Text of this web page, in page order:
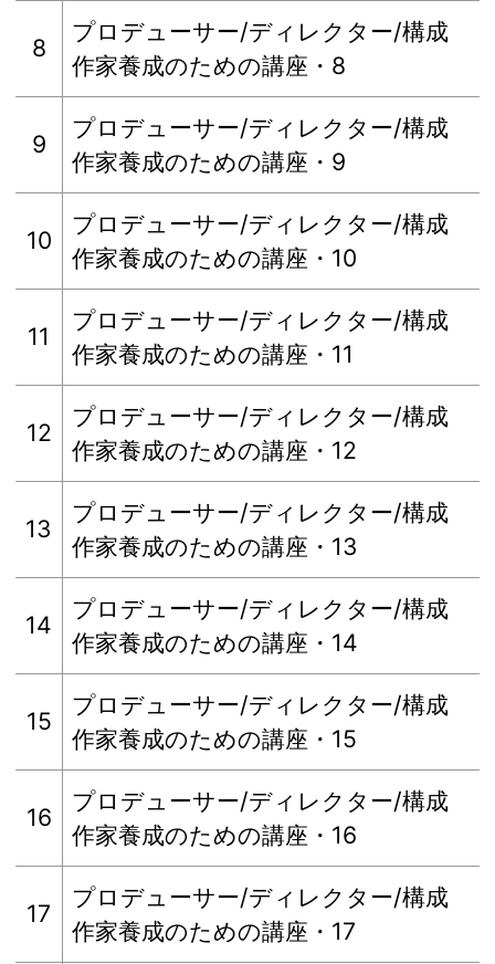
8
プロデューサー/ディレクター/構成
作家養成のための講座・8
9
プロデューサー/ディレクター/構成
作家養成のための講座・9
10
プロデューサー/ディレクター/構成
作家養成のための講座・10
11
プロデューサー/ディレクター/構成
作家養成のための講座・11
12
プロデューサー/ディレクター/構成
作家養成のための講座・12
13
プロデューサー/ディレクター/構成
作家養成のための講座・13
14
プロデューサー/ディレクター/構成
作家養成のための講座・14
15
プロデューサー/ディレクター/構成
作家養成のための講座・15
16
プロデューサー/ディレクター/構成
作家養成のための講座・16
17
プロデューサー/ディレクター/構成
作家養成のための講座・17